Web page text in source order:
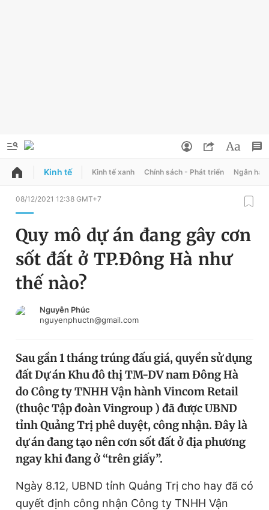
QUẢNG CÁO
Chuyên mục
Chuyên mục khác
Chào ngày mới
Video Magazine
Sản phẩm khác
Tiện ích Bạn cần biết
Thông tin tòa soạn Liên hệ quảng cáo
Đổi mật khẩu
Tin đã lưu
Đăng xuất
Kinh tế Kinh tế xanh Chính sách - Phát triển Ngân
08/12/2021 12:38 GMT+7
Quy mô dự án đang gây cơn
sốt đất ở TP.Đông Hà như
thế nào?
Nguyễn Phúc
nguyenphuctn@gmail.com
Sau gần 1 tháng trúng đấu giá, quyền sử dụng
đất Dự án Khu đô thị TM-DV nam Đông Hà
do Công ty TNHH Vận hành Vincom Retail
(thuộc Tập đoàn Vingroup ) đã được UBND
tỉnh Quảng Trị phê duyệt, công nhận. Đây là
dự án đang tạo nên cơn sốt đất ở địa phương
ngay khi đang ở “trên giấy”.
Ngày 8.12, UBND tỉnh Quảng Trị cho hay đã có
quyết định công nhận Công ty TNHH Vận